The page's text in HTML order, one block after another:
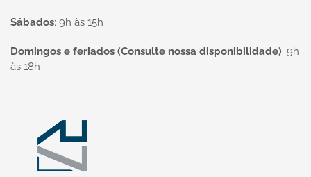
Sábados: 9h às 15h
Domingos e feriados (Consulte nossa disponibilidade): 9h
às 18h